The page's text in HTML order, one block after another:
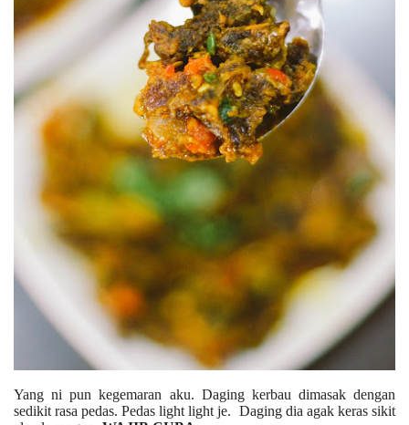
Yang ni pun kegemaran aku. Daging kerbau dimasak dengan
sedikit rasa pedas. Pedas light light je. Daging dia agak keras sikit